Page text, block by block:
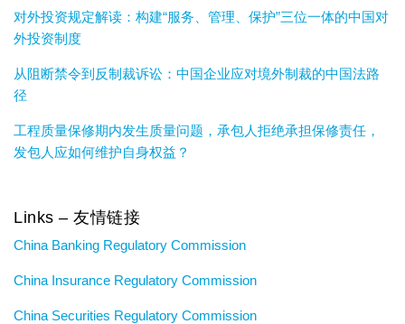
对外投资规定解读：构建“服务、管理、保护”三位一体的中国对
外投资制度
从阻断禁令到反制裁诉讼：中国企业应对境外制裁的中国法路
径
工程质量保修期内发生质量问题，承包人拒绝承担保修责任，
发包人应如何维护自身权益？
Links – 友情链接
China Banking Regulatory Commission
China Insurance Regulatory Commission
China Securities Regulatory Commission